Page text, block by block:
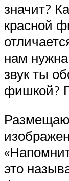
значит?
красной
нам
звук ты
фишкой?
Размещаю
это